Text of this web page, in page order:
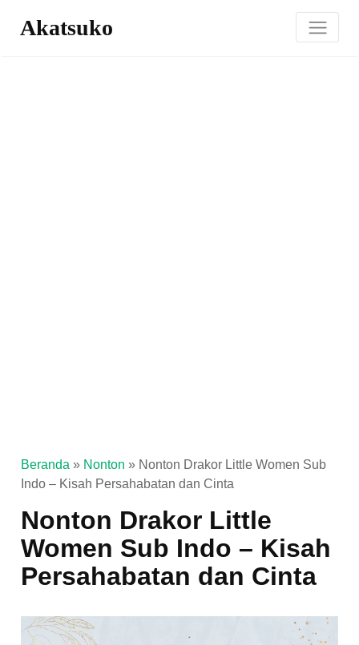
Akatsuko
Beranda » Nonton » Nonton Drakor Little Women Sub
Indo – Kisah Persahabatan dan Cinta
Nonton Drakor Little
Women Sub Indo – Kisah
Persahabatan dan Cinta